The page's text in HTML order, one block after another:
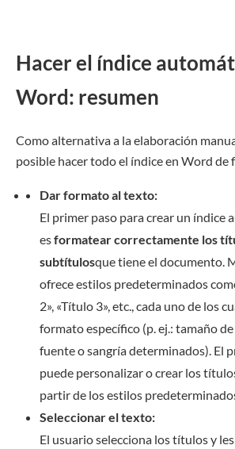
Hacer el índice
Word: resumen
Como alternativa a la elaboración
posible hacer todo el índice en Word de
Dar formato al texto:
El primer paso para crear un índice
esformatear correctamente los
subtítulosque tiene el documento.
ofrece estilos predeterminados
2», «Título 3», etc., cada uno de los
formato específico (p. ej.: tamaño
fuente o sangría determinados). El
puede personalizar o crear los
partir de los estilos
Seleccionar el texto:
El usuario selecciona los títulos y